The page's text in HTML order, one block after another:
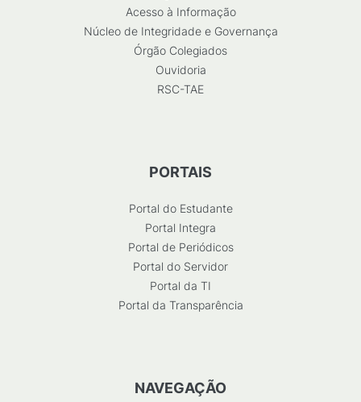
Acesso à Informação
Núcleo de Integridade e Governança
Órgão Colegiados
Ouvidoria
RSC-TAE
PORTAIS
Portal do Estudante
Portal Integra
Portal de Periódicos
Portal do Servidor
Portal da TI
Portal da Transparência
NAVEGAÇÃO